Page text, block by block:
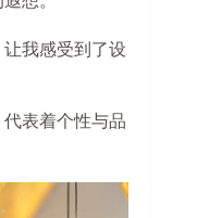
我感受到了设
表着个性与品